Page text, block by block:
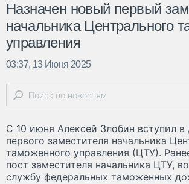
Назначен новый первый
начальника Центрального
управления
03:37, 13 Июня 2025
С 10 июня Алексей Злобин вступил в
первого заместителя начальника
таможенного управления (ЦТУ).
пост заместителя начальника ЦТУ,
службу федеральных таможенных